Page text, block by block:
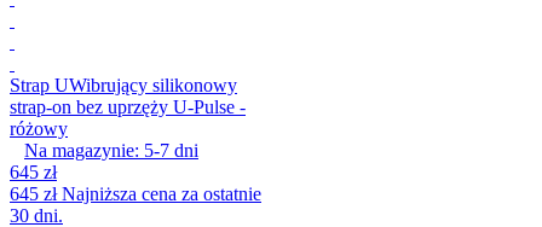
Strap UWibrujący silikonowy
strap-on bez uprzęży U-Pulse -
różowy
Na magazynie: 5-7 dni
645 zł
645 złNajniższa cena za ostatnie
30 dni.